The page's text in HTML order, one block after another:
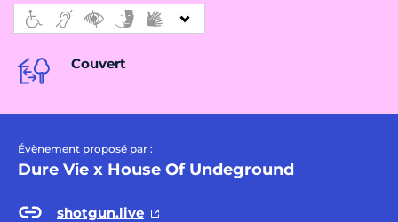
Couvert
Évènement proposé par :
Dure Vie x House Of Undeground
shotgun.live